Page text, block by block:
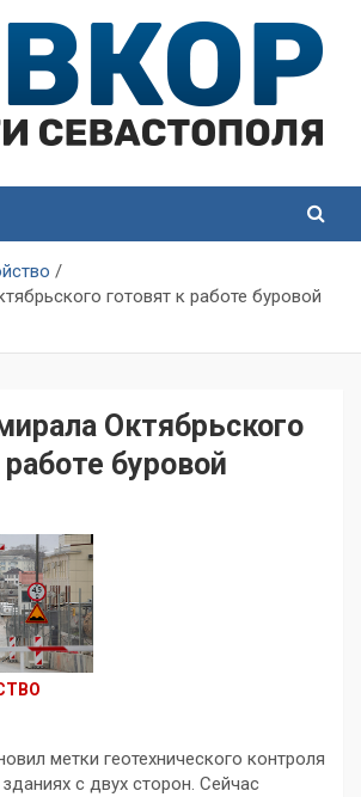
готовят к работе буровой
Октябрьского
буровой
метки геотехнического контроля
с двух сторон. Сейчас